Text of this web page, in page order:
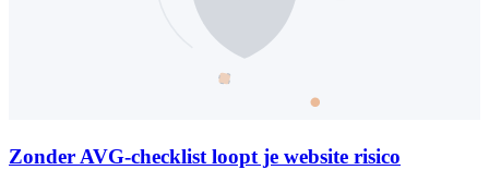
Zonder AVG-checklist loopt je website risico